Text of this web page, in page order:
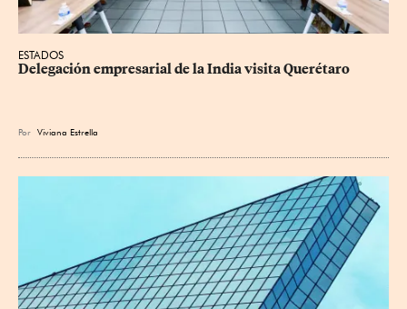
ESTADOS
Delegación empresarial de la India visita Querétaro
Por Viviana Estrella